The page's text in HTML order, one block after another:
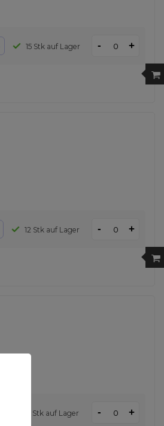
15 Stk auf Lager - +
12 Stk auf Lager - +
2 Stk auf Lager - +